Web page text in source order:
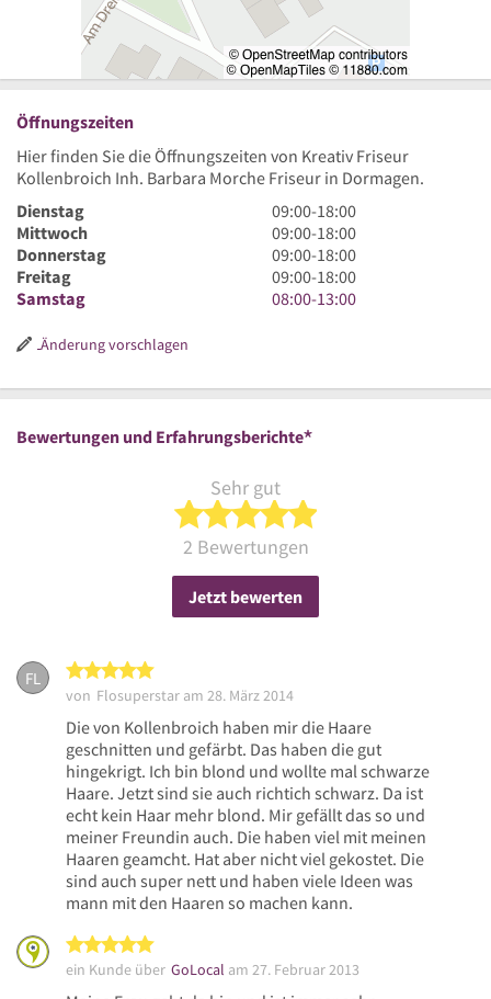
Öffnungszeiten
Hier finden Sie die Öffnungszeiten von Kreativ Friseur
Kollenbroich Inh. Barbara Morche Friseur in Dormagen.
Dienstag
9
Uhr
bis
18
Uhr
09:00-18:00
Mittwoch
9
Uhr
bis
18
09:00-18:00
Donnerstag
9
Uhr
bis
09:00-18:00
Freitag
9
Uhr
09:00-18:00
Samstag
8
Uhr
08:00-13:00
Änderung vorschlagen
Bewertungen und Erfahrungsberichte*
Sehr gut
5 von 5 Sternen
2 Bewertungen
Jetzt bewerten
FL
von Flosuperstar am 28. März 2014
Die von Kollenbroich haben mir die Haare
geschnitten und gefärbt. Das haben die gut
hingekrigt. Ich bin blond und wollte mal schwarze
Haare. Jetzt sind sie auch richtich schwarz. Da ist
echt kein Haar mehr blond. Mir gefällt das so und
meiner Freundin auch. Die haben viel mit meinen
Haaren geamcht. Hat aber nicht viel gekostet. Die
sind auch super nett und haben viele Ideen was
mann mit den Haaren so machen kann.
ein Kunde über GoLocal am 27. Februar 2013